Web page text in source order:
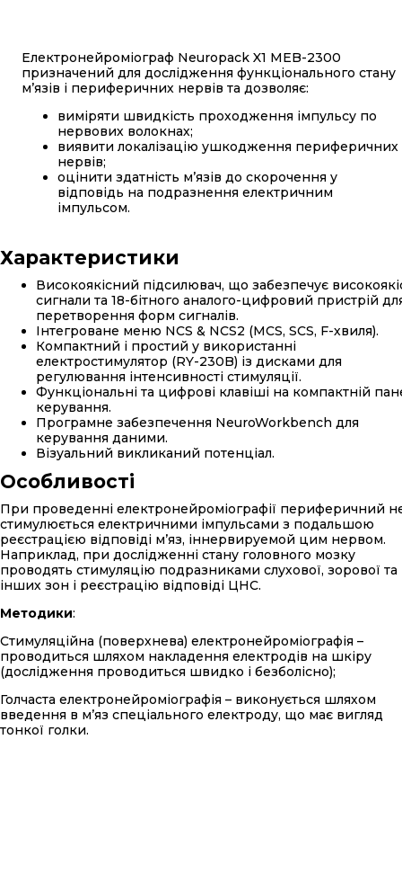
Електронейроміограф Neuropack X1 MEB-2300
призначений для дослідження функціонального стану
м’язів і периферичних нервів та дозволяє:
виміряти швидкість проходження імпульсу по
нервових волокнах;
виявити локалізацію ушкодження периферичних
нервів;
оцінити здатність м’язів до скорочення у
відповідь на подразнення електричним
імпульсом.
Характеристики
Високоякісний підсилювач, що забезпечує
сигнали та 18-бітного аналого-цифровий пристрій
перетворення форм сигналів.
Інтегроване меню NCS & NCS2 (MCS, SCS, F-хвиля).
Компактний і простий у використанні
електростимулятор (RY-230B) із дисками для
регулювання інтенсивності стимуляції.
Функціональні та цифрові клавіші на компактній
керування.
Програмне забезпечення NeuroWorkbench для
керування даними.
Візуальний викликаний потенціал.
Особливості
При проведенні електронейроміографії периферичний
стимулюється електричними імпульсами з подальшою
реєстрацією відповіді м’яз, іннервируемой цим нервом.
Наприклад, при дослідженні стану головного мозку
проводять стимуляцію подразниками слухової, зорової та
інших зон і реєстрацію відповіді ЦНС.
Методики:
Стимуляційна (поверхнева) електронейроміографія –
проводиться шляхом накладення електродів на шкіру
(дослідження проводиться швидко і безболісно);
Голчаста електронейроміографія – виконується шляхом
введення в м’яз спеціального електроду, що має вигляд
тонкої голки.